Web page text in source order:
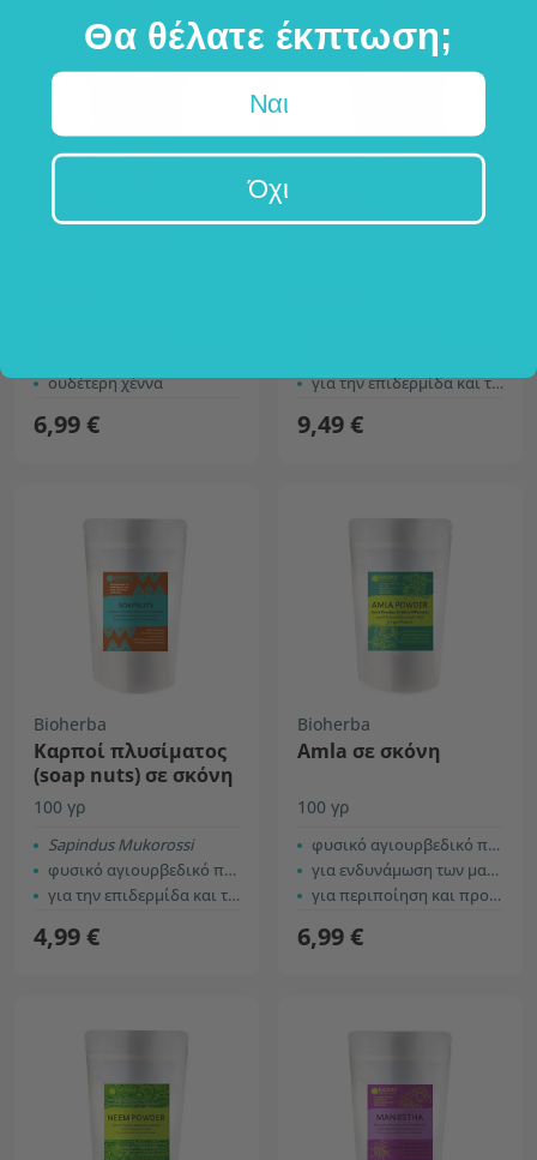
Bioherba
ουδέτερη χέννα
6,99 €
για την επιδερμίδα και τα μαλλιά
9,49 €
Bioherba
Καρποί πλυσίματος
(soap nuts) σε σκόνη
100 γρ
Sapindus Mukorossi
φυσικό αγιουρβεδικό προϊόν
για την επιδερμίδα και τα μαλλιά
4,99 €
Bioherba
Amla σε σκόνη
100 γρ
φυσικό αγιουρβεδικό προϊόν
για ενδυνάμωση των μαλλιών
για περιποίηση και προστασία του δέρματος
6,99 €
Θα θέλατε έκπτωση;
Ναι
Όχι